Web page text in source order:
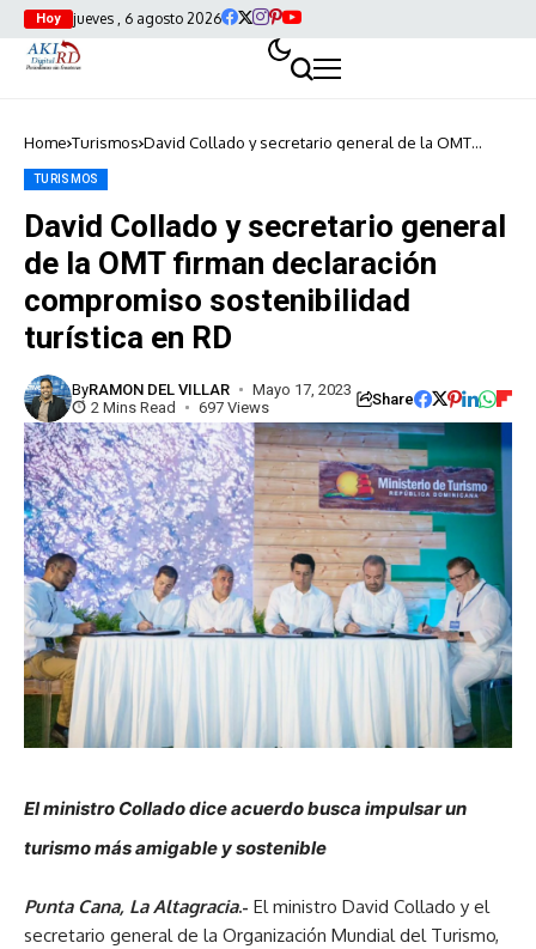
Hoy jueves , 6 agosto 2026
Home Turismos David Collado y secretario general de la OMT
TURISMOS
David Collado y secretario general
de la OMT firman declaración
compromiso sostenibilidad
turística en RD
ByRAMON DEL VILLAR
Mayo 17, 2023
2 Mins Read
697 Views Share
El ministro Collado dice acuerdo busca impulsar un
turismo más amigable y sostenible
Punta Cana, La Altagracia.- El ministro David Collado y el
secretario general de la Organización Mundial del Turismo,